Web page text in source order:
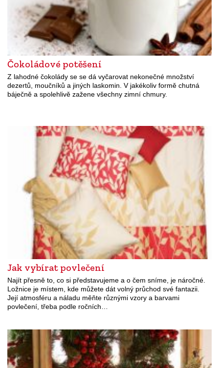
Čokoládové potěšení
Z lahodné čokolády se se dá vyčarovat nekonečné množství
dezertů, moučníků a jiných laskomin. V jakékoliv formě chutná
báječně a spolehlivě zažene všechny zimní chmury.
Jak vybírat povlečení
Najít přesně to, co si představujeme a o čem sníme, je náročné.
Ložnice je místem, kde můžete dát volný průchod své fantazii.
Její atmosféru a náladu měňte různými vzory a barvami
povlečení, třeba podle ročních…